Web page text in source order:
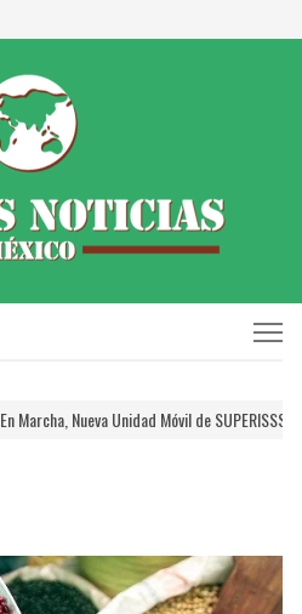
En Marcha, Nueva Unidad Móvil de